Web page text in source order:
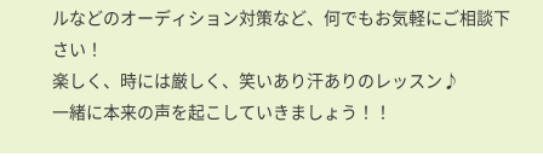
ルなどのオーディション対策など、何でもお気軽にご相談下
さい！
楽しく、時には厳しく、笑いあり汗ありのレッスン♪
一緒に本来の声を起こしていきましょう！！